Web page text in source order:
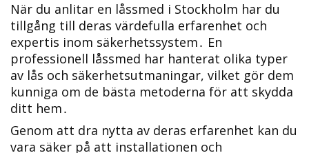
När du anlitar en låssmed i Stockholm har du
tillgång till deras värdefulla erfarenhet och
expertis inom säkerhetssystem․ En
professionell låssmed har hanterat olika typer
av lås och säkerhetsutmaningar, vilket gör dem
kunniga om de bästa metoderna för att skydda
ditt hem․
Genom att dra nytta av deras erfarenhet kan du
vara säker på att installationen och